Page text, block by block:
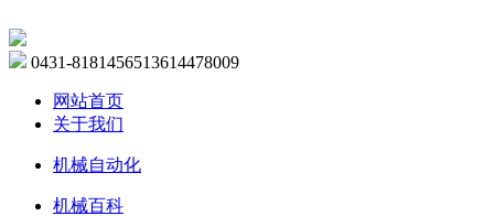
0431-8181456513614478009
网站首页
关于我们
机械自动化
机械百科